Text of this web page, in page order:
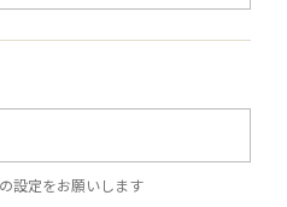
設定をお願いします